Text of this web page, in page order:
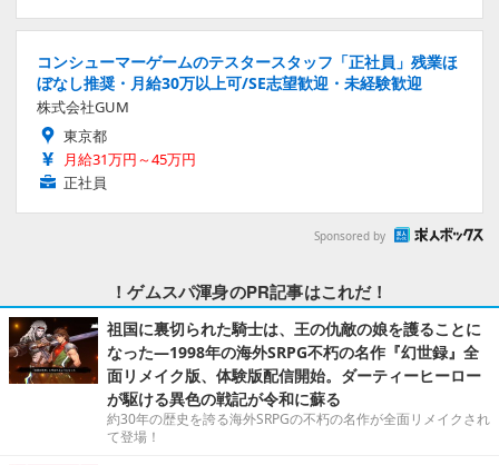
コンシューマーゲームのテスタースタッフ「正社員」残業ほ
ぼなし推奨・月給30万以上可/SE志望歓迎・未経験歓迎
株式会社GUM
東京都
月給31万円～45万円
正社員
Sponsored by
！ゲムスパ渾身のPR記事はこれだ！
祖国に裏切られた騎士は、王の仇敵の娘を護ることに
なった―1998年の海外SRPG不朽の名作『幻世録』全
面リメイク版、体験版配信開始。ダーティーヒーロー
が駆ける異色の戦記が令和に蘇る
約30年の歴史を誇る海外SRPGの不朽の名作が全面リメイクされ
て登場！